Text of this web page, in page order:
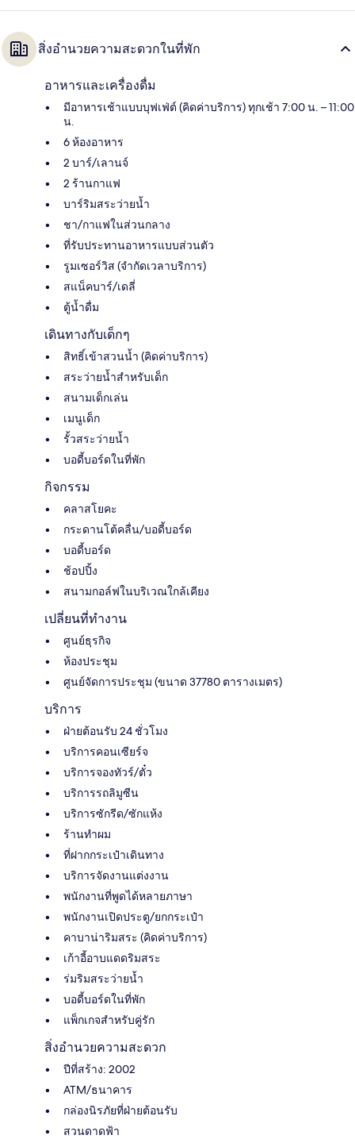
สิ่งอำนวยความสะดวกในที่พัก
อาหารและเครื่องดื่ม
มีอาหารเช้าแบบบุฟเฟ่ต์ (คิดค่าบริการ) ทุกเช้า 7:00 น. – 11:00
น.
6 ห้องอาหาร
2 บาร์/เลานจ์
2 ร้านกาแฟ
บาร์ริมสระว่ายน้ำ
ชา/กาแฟในส่วนกลาง
ที่รับประทานอาหารแบบส่วนตัว
รูมเซอร์วิส (จำกัดเวลาบริการ)
สแน็คบาร์/เดลี่
ตู้น้ำดื่ม
เดินทางกับเด็กๆ
สิทธิ์เข้าสวนน้ำ (คิดค่าบริการ)
สระว่ายน้ำสำหรับเด็ก
สนามเด็กเล่น
เมนูเด็ก
รั้วสระว่ายน้ำ
บอดี้บอร์ดในที่พัก
กิจกรรม
คลาสโยคะ
กระดานโต้คลื่น/บอดี้บอร์ด
บอดี้บอร์ด
ช้อปปิ้ง
สนามกอล์ฟในบริเวณใกล้เคียง
เปลี่ยนที่ทำงาน
ศูนย์ธุรกิจ
ห้องประชุม
ศูนย์จัดการประชุม (ขนาด 37780 ตารางเมตร)
บริการ
ฝ่ายต้อนรับ 24 ชั่วโมง
บริการคอนเซียร์จ
บริการจองทัวร์/ตั๋ว
บริการรถลิมูซีน
บริการซักรีด/ซักแห้ง
ร้านทำผม
ที่ฝากกระเป๋าเดินทาง
บริการจัดงานแต่งงาน
พนักงานที่พูดได้หลายภาษา
พนักงานเปิดประตู/ยกกระเป๋า
คาบาน่าริมสระ (คิดค่าบริการ)
เก้าอี้อาบแดดริมสระ
ร่มริมสระว่ายน้ำ
บอดี้บอร์ดในที่พัก
แพ็กเกจสำหรับคู่รัก
สิ่งอำนวยความสะดวก
ปีที่สร้าง: 2002
ATM/ธนาคาร
กล่องนิรภัยที่ฝ่ายต้อนรับ
สวนดาดฟ้า